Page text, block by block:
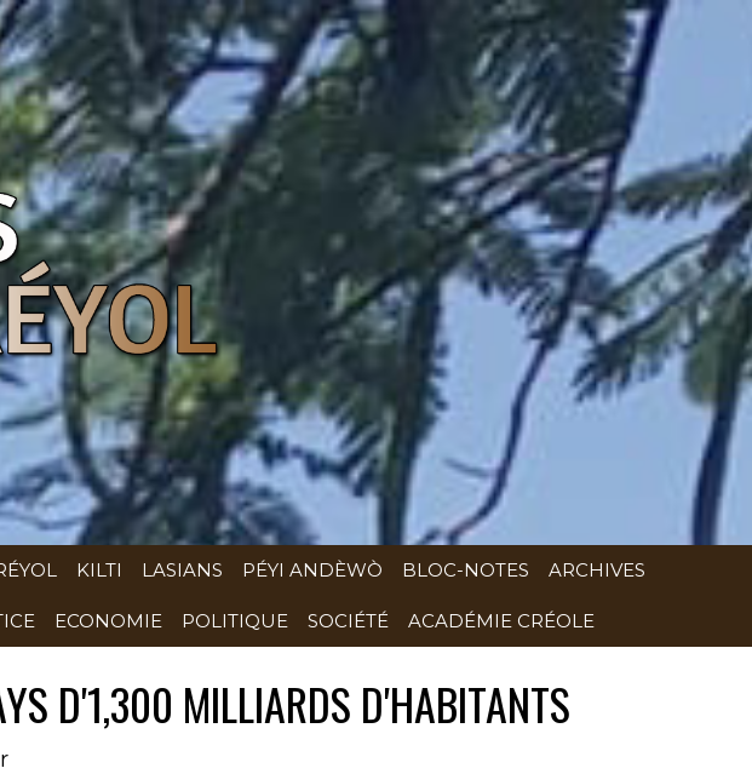
KILTI LASIANS PÉYI ANDÈWÒ BLOC-NOTES ARCHIVES
ECONOMIE POLITIQUE SOCIÉTÉ ACADÉMIE CRÉOLE
D'1,300 MILLIARDS D'HABITANTS